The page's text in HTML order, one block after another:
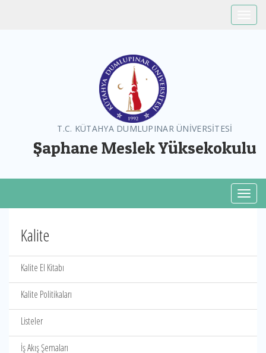
T.C. KÜTAHYA DUMLUPINAR ÜNİVERSİTESİ
Şaphane Meslek Yüksekokulu
Kalite
Kalite El Kitabı
Kalite Politikaları
Listeler
İş Akış Şemaları